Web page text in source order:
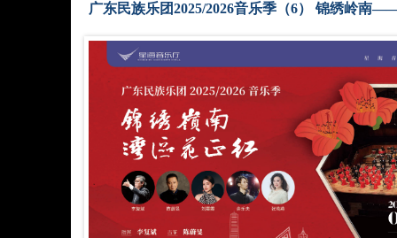
广东民族乐团2025/2026音乐季（6） 锦绣岭南